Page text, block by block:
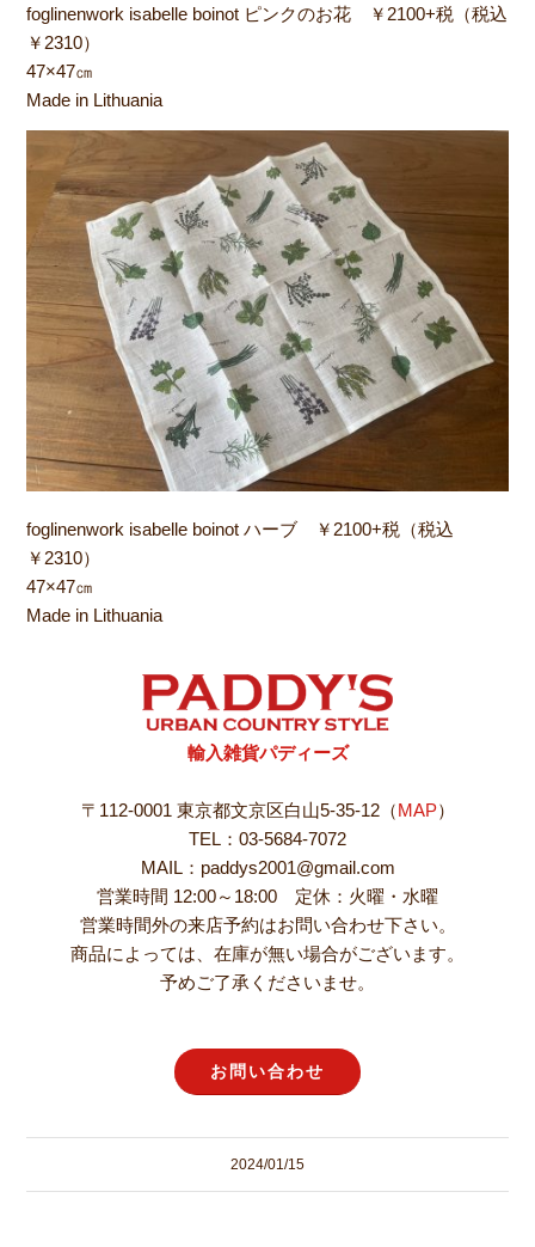
foglinenwork isabelle boinot ピンクのお花 ￥2100+税（税込
￥2310）
47×47㎝
Made in Lithuania
foglinenwork isabelle boinot ハーブ ￥2100+税（税込
￥2310）
47×47㎝
Made in Lithuania
輸入雑貨パディーズ
〒112-0001 東京都文京区白山5-35-12（MAP）
TEL：03-5684-7072
MAIL：paddys2001@gmail.com
営業時間 12:00～18:00 定休：火曜・水曜
営業時間外の来店予約はお問い合わせ下さい。
商品によっては、在庫が無い場合がございます。
予めご了承くださいませ。
お問い合わせ
2024/01/15